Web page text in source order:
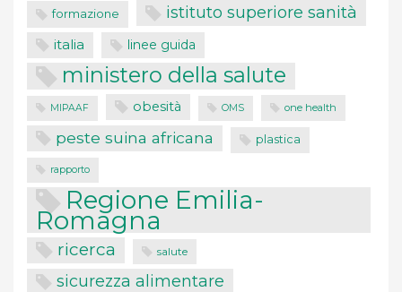
formazione istituto superiore sanità
italia linee guida
ministero della salute
MIPAAF obesità OMS one health
peste suina africana plastica
rapporto
Regione Emilia-
Romagna
ricerca salute
sicurezza alimentare